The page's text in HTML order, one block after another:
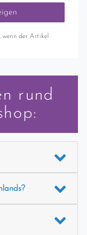
wenn der Artikel
rund